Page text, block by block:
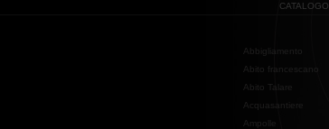
CATALOGO
Abbigliamento
Abito francescano
Abito Talare
Acquasantiere
Ampolle